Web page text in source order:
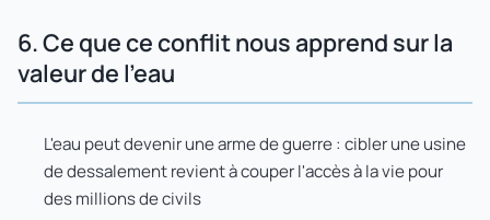
6. Ce que ce conflit nous apprend sur la
valeur de l'eau
L'eau peut devenir une arme de guerre : cibler une usine
de dessalement revient à couper l'accès à la vie pour
des millions de civils